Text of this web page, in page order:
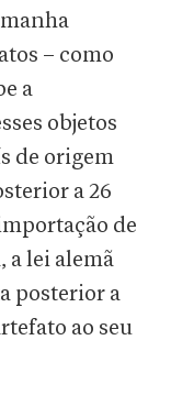
– como
a
objetos
de origem
a 26
de
a lei alemã
posterior a
ao seu